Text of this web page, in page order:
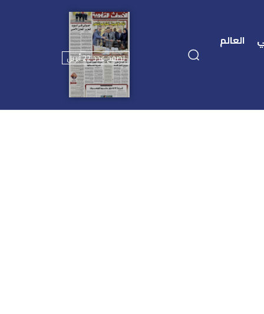
العالم
تصفح عدد 22 أبريل